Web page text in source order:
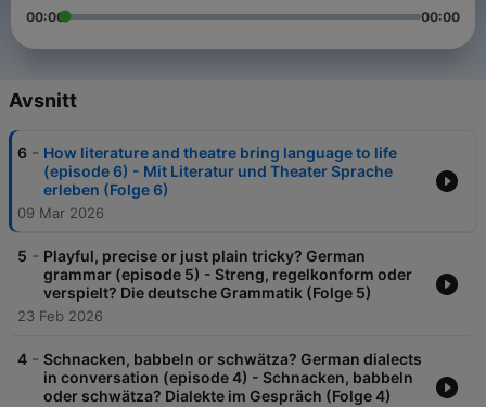
Ausnahmen, auf tausendundeine Vokabel und auf die
Stolperfallen der deutschen Sprache – von Grammatik über
00:00 00:00
Avsnitt
6 - How literature and theatre bring language to life
(episode 6) - Mit Literatur und Theater Sprache
erleben (Folge 6)
09 Mar 2026
5 - Playful, precise or just plain tricky? German
grammar (episode 5) - Streng, regelkonform oder
verspielt? Die deutsche Grammatik (Folge 5)
23 Feb 2026
4 - Schnacken, babbeln or schwätza? German dialects
in conversation (episode 4) - Schnacken, babbeln
oder schwätza? Dialekte im Gespräch (Folge 4)